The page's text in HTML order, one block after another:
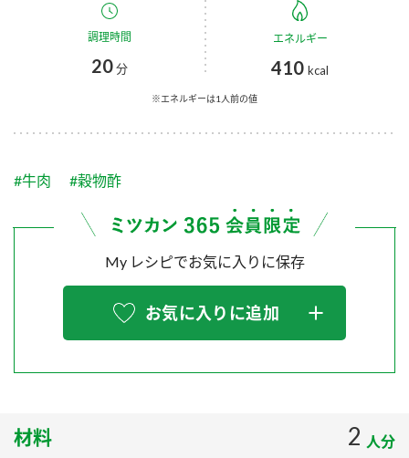
スープ 中華
ふりかけ
炊き込みご飯の素 米飯用調味液
お酢ドリンク
つゆ
鍋なび
PIN印
スペシャルサイト
お酢を知ろう！
ぽん酢サワー
企業理念
ミツカンの歴史
ミツカンを知る
環境への取り組み
ZENB initiative
MIM（ミツカンミュージアム）
各部門が大切にしていること
販売終了製品のご案内
よくあるご質問
地図から取り扱い店舗を探す
調理時間
20分
エネルギー
410 kcal
※エネルギーは1人前の値
#牛肉 #穀物酢
My レシピでお気に入りに保存
お気に入りに追加
材料 2 人分